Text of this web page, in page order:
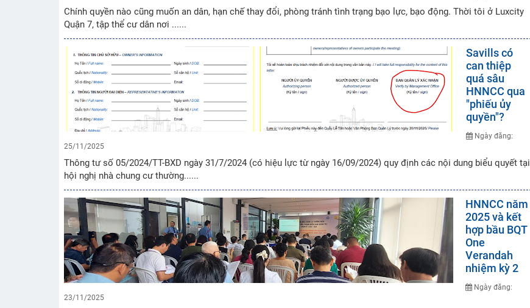
Chính quyền nào cũng muốn an dân, hạn chế thay đổi, phòng tránh tình trạng bạo lực, bạo động. Thời tôi ở Luxcity
Quận 7, tập thể cư dân nơi ......
Savills có
can thiệp
quá sâu
HNNCC qua
"phiếu ủy
quyền"?
Ngày đăng:
25/11/2025
Thông tư số 05/2024/TT-BXD ngày 31/7/2024 (có hiệu lực từ ngày 16/09/2024) quy định các nội dung biểu quyết tại
hội nghị nhà chung cư thường......
HNNCC năm
2025 và kết
hợp bầu BQT
One
Verandah
nhiệm kỳ 2
Ngày đăng:
23/11/2025